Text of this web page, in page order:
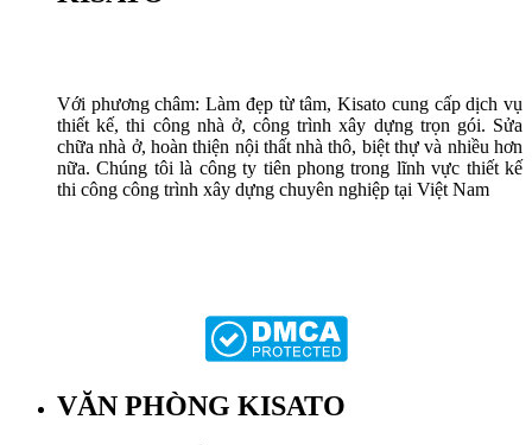
Với phương châm: Làm đẹp từ tâm, Kisato cung cấp dịch vụ
thiết kế, thi công nhà ở, công trình xây dựng trọn gói. Sửa
chữa nhà ở, hoàn thiện nội thất nhà thô, biệt thự và nhiều hơn
nữa. Chúng tôi là công ty tiên phong trong lĩnh vực thiết kế
thi công công trình xây dựng chuyên nghiệp tại Việt Nam
VĂN PHÒNG KISATO